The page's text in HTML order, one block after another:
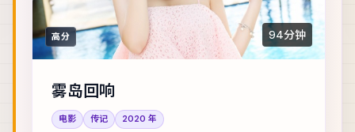
高分 94分钟
雾岛回响
电影 传记 2020 年